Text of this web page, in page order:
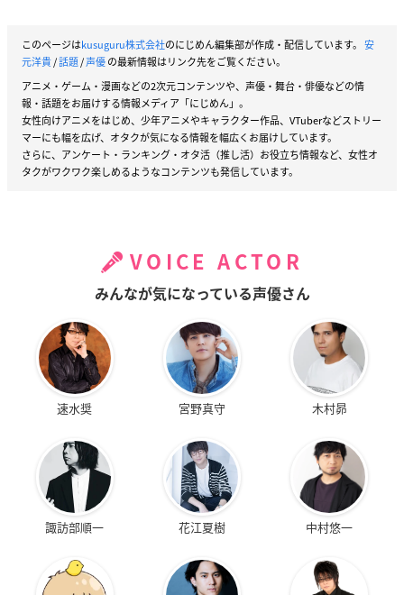
このページはkusuguru株式会社のにじめん編集部が作成・配信しています。 安
元洋貴/話題/声優の最新情報はリンク先をご覧ください。
アニメ・ゲーム・漫画などの2次元コンテンツや、声優・舞台・俳優などの情
報・話題をお届けする情報メディア「にじめん」。
女性向けアニメをはじめ、少年アニメやキャラクター作品、VTuberなどストリー
マーにも幅を広げ、オタクが気になる情報を幅広くお届けしています。
さらに、アンケート・ランキング・オタ活（推し活）お役立ち情報など、女性オ
タクがワクワク楽しめるようなコンテンツも発信しています。
VOICE ACTOR
みんなが気になっている声優さん
速水奨 宮野真守 木村昴
諏訪部順一 花江夏樹 中村悠一